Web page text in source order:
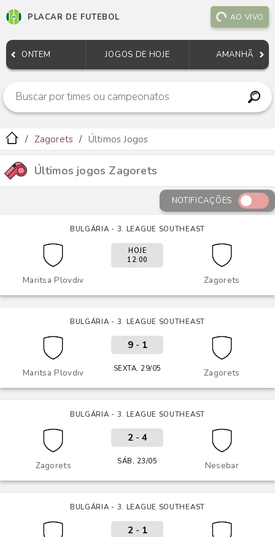
PLACAR DE FUTEBOL AO VIVO
ONTEM JOGOS DE HOJE AMANHÃ
Zagorets Últimos Jogos
Últimos jogos Zagorets
NOTIFICAÇÕES
BULGÁRIA - 3. LEAGUE SOUTHEAST
Maritsa Plovdiv Zagorets
HOJE
12:00
BULGÁRIA - 3. LEAGUE SOUTHEAST
Maritsa Plovdiv Zagorets
9- 1
SEXTA, 29/05
BULGÁRIA - 3. LEAGUE SOUTHEAST
Zagorets Nesebar
2- 4
SÁB, 23/05
BULGÁRIA - 3. LEAGUE SOUTHEAST
2- 1